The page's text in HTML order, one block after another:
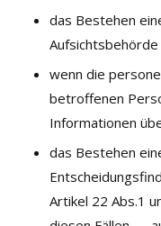
das Bestehen
Aufsichtsbehörde
wenn die
betroffenen
Informationen
das Bestehen
Artikel 22 Abs.1